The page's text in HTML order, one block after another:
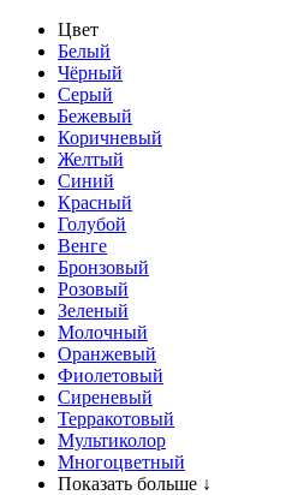
Цвет
Белый
Чёрный
Серый
Бежевый
Коричневый
Желтый
Синий
Красный
Голубой
Венге
Бронзовый
Розовый
Зеленый
Молочный
Оранжевый
Фиолетовый
Сиреневый
Терракотовый
Мультиколор
Многоцветный
Показать больше ↓